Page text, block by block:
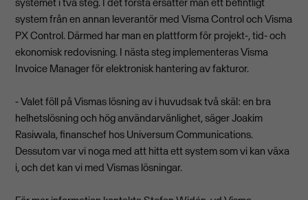
system från en annan leverantör med Visma Control och Visma
PX Control. Därmed har man en plattform för projekt-, tid- och
ekonomisk redovisning. I nästa steg implementeras Visma
Invoice Manager för elektronisk hantering av fakturor.
- Valet föll på Vismas lösning av i huvudsak två skäl: en bra
helhetslösning och hög användarvänlighet, säger Joakim
Rasiwala, finanschef hos Universum Communications.
Dessutom var vi noga med att hitta ett system som vi kan växa
i, och det kan vi med Vismas lösningar.